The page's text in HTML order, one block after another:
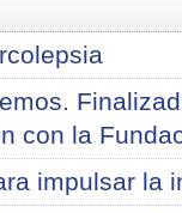
con la
impulsar la